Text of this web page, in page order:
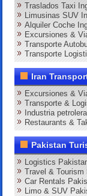
Traslados Taxi
Limusinas SUV
Alquiler Coche
Excursiones &
Transporte
Transporte
Iran
Excursiones &
Transporte &
Industria
Restaurants &
Pakistan
Logistics
Travel & Tourism
Car Rentals
Limo & SUV